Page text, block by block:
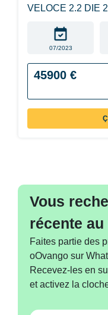
VELOCE 2.2 DIE
07/2023
45900 €
Vous
récente
Faites partie des
oOvango sur
Recevez-les en
et activez la